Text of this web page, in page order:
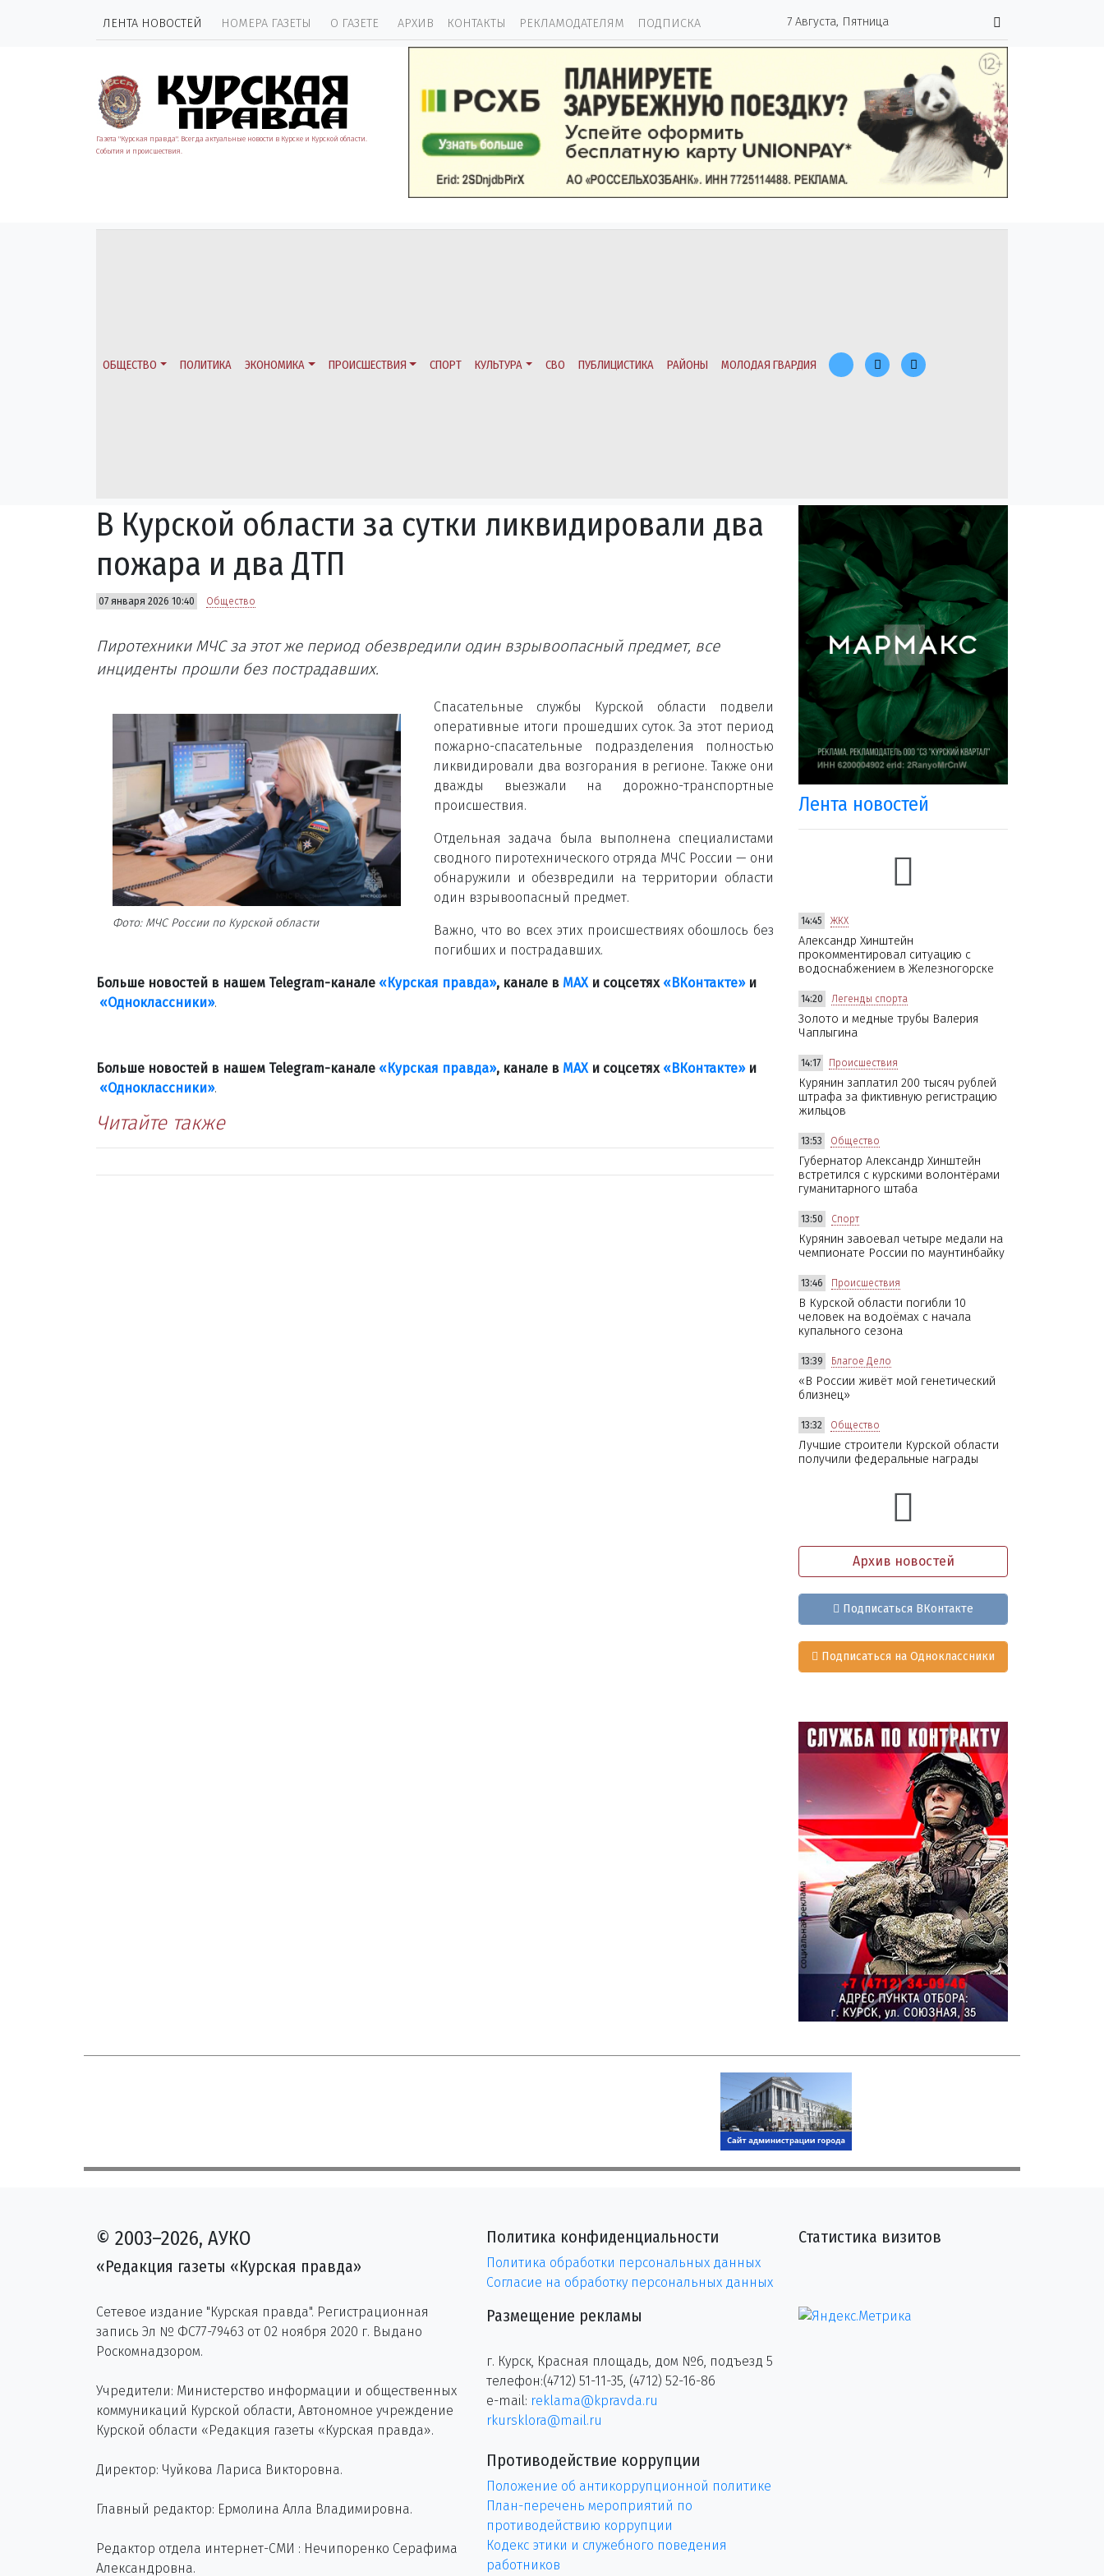
ЛЕНТА НОВОСТЕЙ НОМЕРА ГАЗЕТЫ О ГАЗЕТЕ АРХИВ КОНТАКТЫ РЕКЛАМОДАТЕЛЯМ ПОДПИСКА 7 Августа, Пятница
Газета "Курская правда". Всегда актуальные новости в Курске и Курской области.
События и происшествия.
ОБЩЕСТВО ПОЛИТИКА ЭКОНОМИКА ПРОИСШЕСТВИЯ СПОРТ КУЛЬТУРА СВО ПУБЛИЦИСТИКА РАЙОНЫ МОЛОДАЯ ГВАРДИЯ
В Курской области за сутки ликвидировали два
пожара и два ДТП
07 января 2026 10:40 Общество
Пиротехники МЧС за этот же период обезвредили один взрывоопасный предмет, все
инциденты прошли без пострадавших.
Фото: МЧС России по Курской области
Спасательные службы Курской области подвели
оперативные итоги прошедших суток. За этот период
пожарно-спасательные подразделения полностью
ликвидировали два возгорания в регионе. Также они
дважды выезжали на дорожно-транспортные
происшествия.
Отдельная задача была выполнена специалистами
сводного пиротехнического отряда МЧС России — они
обнаружили и обезвредили на территории области
один взрывоопасный предмет.
Важно, что во всех этих происшествиях обошлось без
погибших и пострадавших.
Больше новостей в нашем Telegram-канале «Курская правда», канале в МАХи соцсетях «ВКонтакте»и
«Одноклассники».
Больше новостей в нашем Telegram-канале «Курская правда», канале в МАХи соцсетях «ВКонтакте»и
«Одноклассники».
Читайте также
Лента новостей
14:45 ЖКХ
Александр Хинштейн
прокомментировал ситуацию с
водоснабжением в Железногорске
14:20 Легенды спорта
Золото и медные трубы Валерия
Чаплыгина
14:17 Происшествия
Курянин заплатил 200 тысяч рублей
штрафа за фиктивную регистрацию
жильцов
13:53 Общество
Губернатор Александр Хинштейн
встретился с курскими волонтёрами
гуманитарного штаба
13:50 Спорт
Курянин завоевал четыре медали на
чемпионате России по маунтинбайку
13:46 Происшествия
В Курской области погибли 10
человек на водоёмах с начала
купального сезона
13:39 Благое Дело
«В России живёт мой генетический
близнец»
13:32 Общество
Лучшие строители Курской области
получили федеральные награды
Архив новостей
Подписаться ВКонтакте
Подписаться на Одноклассники
© 2003–2026, АУКО
«Редакция газеты «Курская правда»
Сетевое издание "Курская правда". Регистрационная
запись Эл № ФС77-79463 от 02 ноября 2020 г. Выдано
Роскомнадзором.
Учредители: Министерство информации и общественных
коммуникаций Курской области, Автономное учреждение
Курской области «Редакция газеты «Курская правда».
Директор: Чуйкова Лариса Викторовна.
Главный редактор: Ермолина Алла Владимировна.
Редактор отдела интернет-СМИ : Нечипоренко Серафима
Александровна.
Политика конфиденциальности
Политика обработки персональных данных
Согласие на обработку персональных данных
Размещение рекламы
г. Курск, Красная площадь, дом №6, подъезд 5
телефон:(4712) 51-11-35, (4712) 52-16-86
e-mail: reklama@kpravda.ru
rkursklora@mail.ru
Противодействие коррупции
Положение об антикоррупционной политике
План-перечень мероприятий по
противодействию коррупции
Кодекс этики и служебного поведения
работников
Статистика визитов